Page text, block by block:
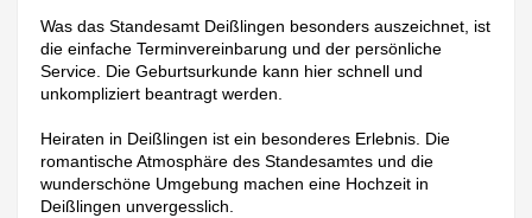
Was das Standesamt Deißlingen besonders auszeichnet, ist
die einfache Terminvereinbarung und der persönliche
Service. Die Geburtsurkunde kann hier schnell und
unkompliziert beantragt werden.
Heiraten in Deißlingen ist ein besonderes Erlebnis. Die
romantische Atmosphäre des Standesamtes und die
wunderschöne Umgebung machen eine Hochzeit in
Deißlingen unvergesslich.